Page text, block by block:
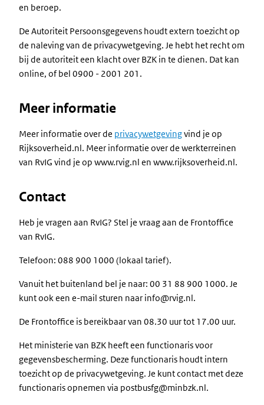
en beroep.
De Autoriteit Persoonsgegevens houdt extern toezicht op
de naleving van de privacywetgeving. Je hebt het recht om
bij de autoriteit een klacht over BZK in te dienen. Dat kan
online, of bel 0900 - 2001 201.
Meer informatie
Meer informatie over de privacywetgevingvind je op
Rijksoverheid.nl. Meer informatie over de werkterreinen
van RvIG vind je op www.rvig.nl en www.rijksoverheid.nl.
Contact
Heb je vragen aan RvIG? Stel je vraag aan de Frontoffice
van RvIG.
Telefoon: 088 900 1000 (lokaal tarief).
Vanuit het buitenland bel je naar: 00 31 88 900 1000. Je
kunt ook een e-mail sturen naar info@rvig.nl.
De Frontoffice is bereikbaar van 08.30 uur tot 17.00 uur.
Het ministerie van BZK heeft een functionaris voor
gegevensbescherming. Deze functionaris houdt intern
toezicht op de privacywetgeving. Je kunt contact met deze
functionaris opnemen via postbusfg@minbzk.nl.